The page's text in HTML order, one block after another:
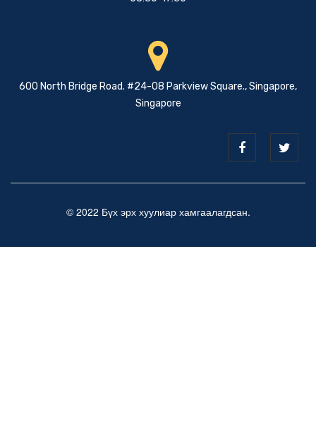
600 North Bridge Road. #24-08 Parkview Square., Singapore,
Singapore
© 2022 Бүх эрх хуулиар хамгаалагдсан.